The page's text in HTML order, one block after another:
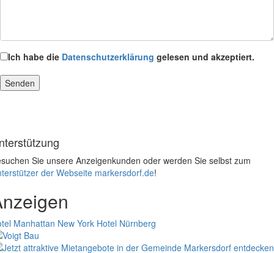
Ich habe die Datenschutzerklärung gelesen und akzeptiert.
Sie unsere Anzeigenkunden oder werden Sie selbst zum
der Webseite markersdorf.de!
Manhattan New York Hotel Nürnberg